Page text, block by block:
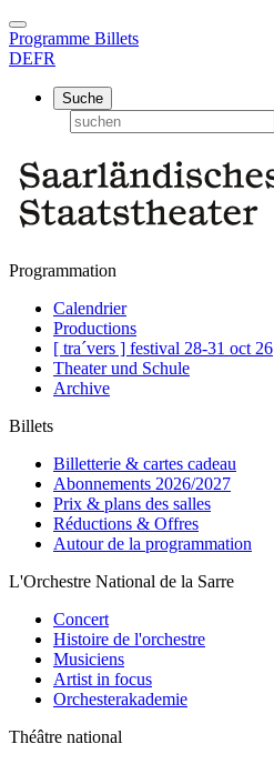
Programme Billets
DEFR
Suche
Programmation
Calendrier
Productions
[ tra´vers ] festival 28-31 oct 26
Theater und Schule
Archive
Billets
Billetterie & cartes cadeau
Abonnements 2026/2027
Prix & plans des salles
Réductions & Offres
Autour de la programmation
L'Orchestre National de la Sarre
Concert
Histoire de l'orchestre
Musiciens
Artist in focus
Orchesterakademie
Théâtre national